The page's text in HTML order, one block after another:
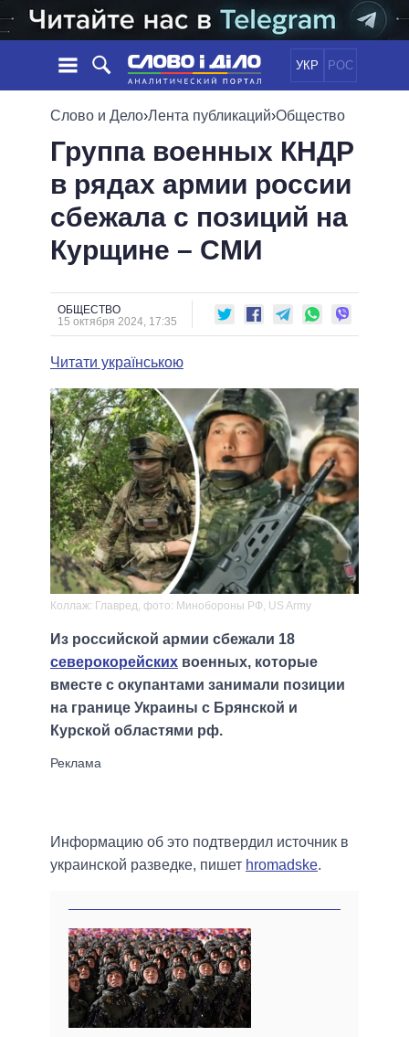
УКР РОС
НОВОСТИ
ЛЕНТА
СОБЫТИЯ
СТАТЬИ
ОБЗОРЫ
ДАЙДЖЕСТЫ
ПОЛИТИКА
ЭКОНОМИКА
ОБЩЕСТВО
ОБЕЩАНИЯ
ПОЛИТИКИ
ПРЕЗИДЕНТ И ОФИС
ВЕРХОВНАЯ РАДА
КАБИНЕТ МИНИСТРОВ
МЭРЫ
ВСЕ ПЕРСОНЫ
ПОДДЕРЖАТЬ
СРАВНЕНИЕ ПОЛИТИКОВ
Слово и Дело›Лента публикаций›Общество
Группа военных КНДР
в рядах армии россии
сбежала с позиций на
Курщине – СМИ
ОБЩЕСТВО
15 октября 2024, 17:35
Читати українською
Коллаж: Главред, фото: Минобороны РФ, US Army
Из российской армии сбежали 18
северокорейских военных, которые
вместе с окупантами занимали позиции
на границе Украины с Брянской и
Курской областями рф.
Информацию об это подтвердил источник в
украинской разведке, пишет hromadske.